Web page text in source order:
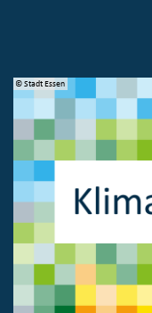
© Stadt Essen